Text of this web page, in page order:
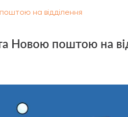
на відділення
Новою поштою на